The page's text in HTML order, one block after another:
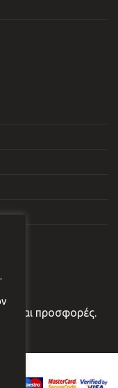
και προσφορές.